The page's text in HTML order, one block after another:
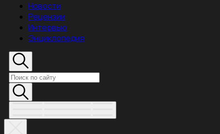
Новости
Рецензии
Интервью
Энциклопедия